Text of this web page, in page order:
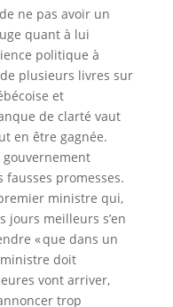
ne pas avoir un
quant à lui
politique à
plusieurs livres sur
et
de clarté vaut
en être gagnée.
fausses promesses.
ministre qui,
jours meilleurs s’en
« que dans un
doit
vont arriver,
trop